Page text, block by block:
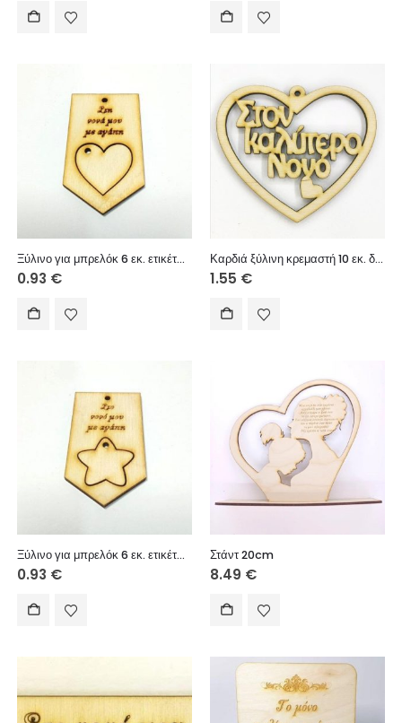
Ξύλινο για μπρελόκ 6 εκ. ετικέτα αποσπώμενη καρδιά (Στη νονά μου με αγάπη)
0.93 €
Καρδιά ξύλινη κρεμαστή 10 εκ. διάτρητη (Στον καλύτερο Νονό)
1.55 €
Ξύλινο για μπρελόκ 6 εκ. ετικέτα αποσπώμενο αστέρι (Στο νονό μου με αγάπη)
0.93 €
Στάντ 20cm
8.49 €